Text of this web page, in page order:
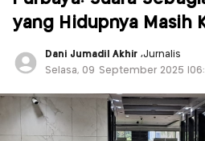
yang Hidupnya Masih
Dani Jumadil Akhir ,Jurnalis
Selasa, 09 September 2025